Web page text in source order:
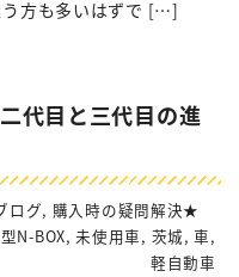
う方も多いはずで […]
代目と三代目の進
ログ, 購入時の疑問解決★
N-BOX,未使用車, 茨城,車,
軽自動車